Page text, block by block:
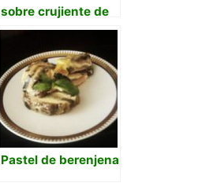
sobre crujiente de
berenjena y lecho
Pastel de berenjena